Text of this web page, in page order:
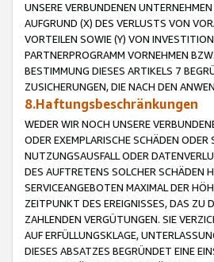
UNSERE VERBUNDENEN
AUFGRUND (X) DES VERLUSTS VON
VORTEILEN SOWIE (Y) VON
PARTNERPROGRAMM VORNEHMEN
BESTIMMUNG DIESES ARTIKELS 7
ZUSICHERUNGEN, DIE NACH DEN
8.Haftungsbeschränkungen
WEDER WIR NOCH UNSERE
ODER EXEMPLARISCHE SCHÄDEN
NUTZUNGSAUSFALL ODER
DES AUFTRETENS SOLCHER SCHÄDEN
SERVICEANGEBOTEN MAXIMAL DER
ZEITPUNKT DES EREIGNISSES, DAS ZU
ZAHLENDEN VERGÜTUNGEN. SIE
AUF ERFÜLLUNGSKLAGE,
DIESES ABSATZES BEGRÜNDET EINE